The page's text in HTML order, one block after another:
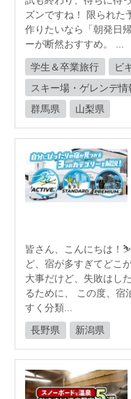
ズンですね！ 限られた
作りたいなら「朝発日
ーが断然おすすめ。 ...
学生＆卒業旅行
ビ
スキー場・ゲレンデ情
群馬県
山梨県
皆さん、こんにちは！
ど、宿が多すぎてどこ
大事だけど、失敗はし
るために、 この度、宿
すく分類...
長野県 新潟県